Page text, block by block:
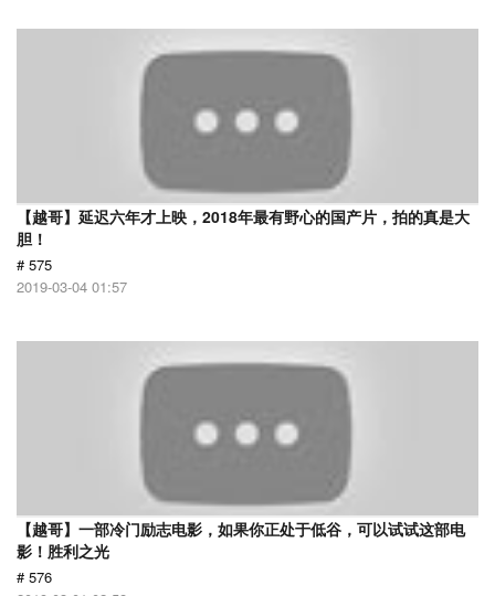
【越哥】延迟六年才上映，2018年最有野心的国产片，拍的真是大
胆！
# 575
2019-03-04 01:57
【越哥】一部冷门励志电影，如果你正处于低谷，可以试试这部电
影！胜利之光
# 576